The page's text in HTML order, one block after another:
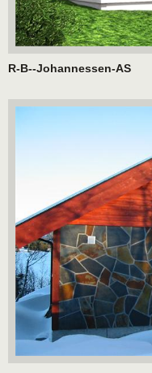
R-B--Johannessen-AS